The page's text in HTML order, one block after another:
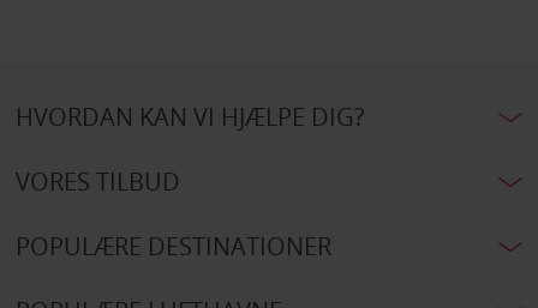
HVORDAN KAN VI HJÆLPE DIG?
VORES TILBUD
POPULÆRE DESTINATIONER